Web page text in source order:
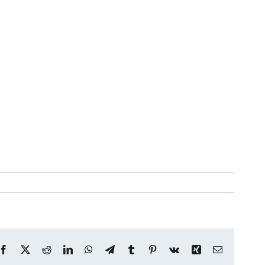
Facebook
X RedditLinkedInWhatsApp
TelegramTumblr Pinterest
Vk Xing Correo